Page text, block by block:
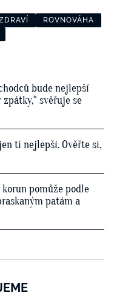
ROVNOVÁHA
bude nejlepší
svěřuje se
ti nejlepší. Ověřte si,
pomůže podle
patám a